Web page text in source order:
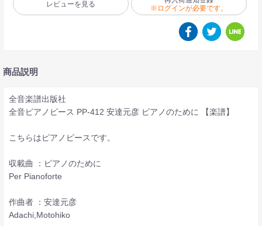
レビューを見る
※ログインが必要です。
商品説明
全音楽譜出版社
全音ピアノピース PP-412 安達元彦 ピアノのために 【楽譜】
こちらはピアノピースです。
収載曲 ：ピアノのために
Per Pianoforte
作曲者 ：安達元彦
Adachi,Motohiko